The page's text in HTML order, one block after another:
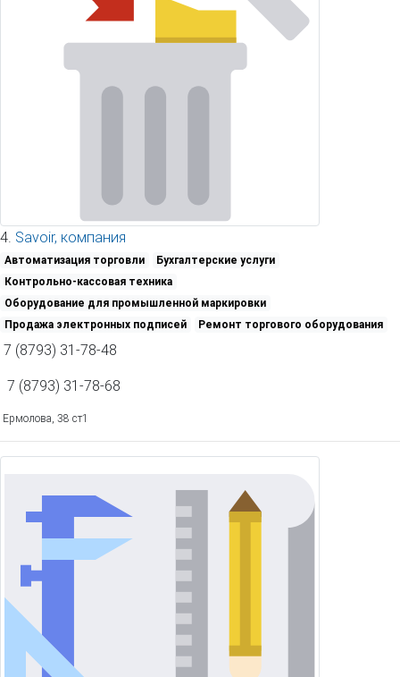
4. Savoir, компания
Автоматизация торговли
Бухгалтерские услуги
Контрольно-кассовая техника
Оборудование для промышленной маркировки
Продажа электронных подписей
Ремонт торгового оборудования
7 (8793) 31-78-48
7 (8793) 31-78-68
Ермолова, 38 ст1